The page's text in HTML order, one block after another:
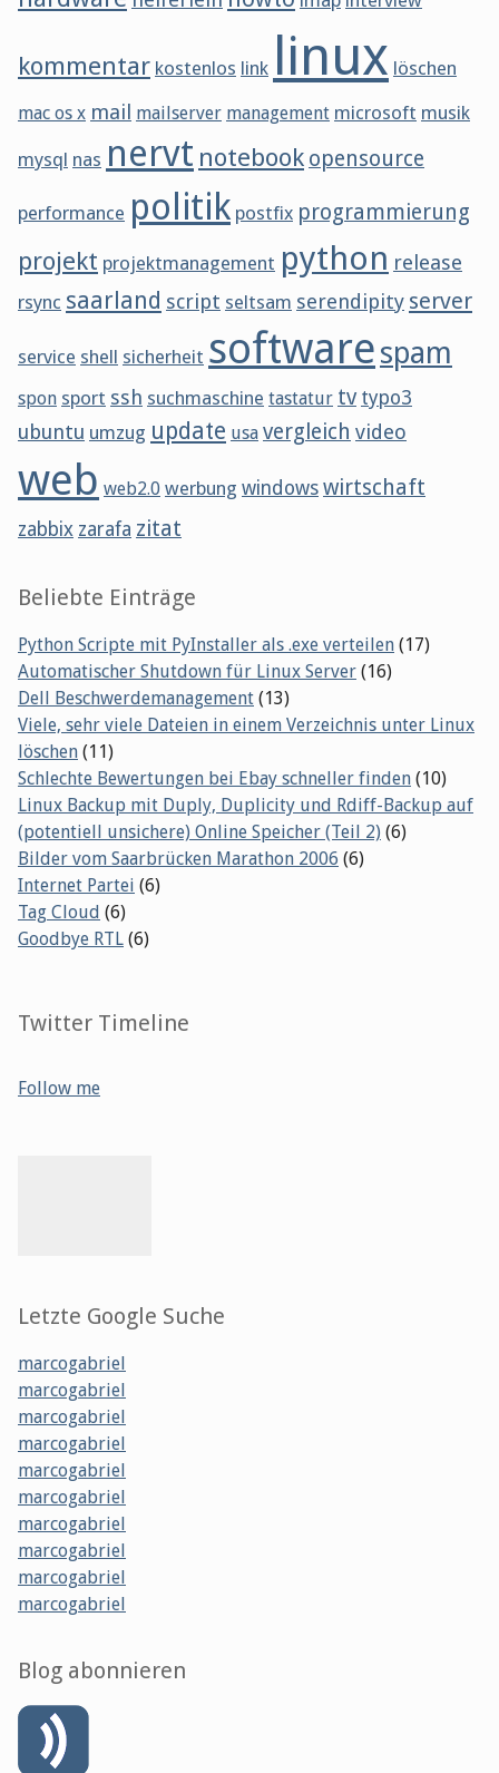
kommentar kostenlos link linux löschen
mac os x mail mailserver management microsoft musik
mysql nas nervt notebook opensource
performance politik postfix programmierung
projekt projektmanagement python release
rsync saarland script seltsam serendipity server
service shell sicherheit softwarespam
spon sport ssh suchmaschine tastatur tv typo3
ubuntu umzug update usa vergleich video
web web2.0 werbung windows wirtschaft
zabbix zarafa zitat
Beliebte Einträge
Python Scripte mit PyInstaller als .exe verteilen (17)
Automatischer Shutdown für Linux Server (16)
Dell Beschwerdemanagement (13)
Viele, sehr viele Dateien in einem Verzeichnis unter Linux
löschen (11)
Schlechte Bewertungen bei Ebay schneller finden (10)
Linux Backup mit Duply, Duplicity und Rdiff-Backup auf
(potentiell unsichere) Online Speicher (Teil 2) (6)
Bilder vom Saarbrücken Marathon 2006 (6)
Internet Partei (6)
Tag Cloud (6)
Goodbye RTL (6)
Twitter Timeline
Follow me
Letzte Google Suche
marcogabriel
marcogabriel
marcogabriel
marcogabriel
marcogabriel
marcogabriel
marcogabriel
marcogabriel
marcogabriel
marcogabriel
Blog abonnieren